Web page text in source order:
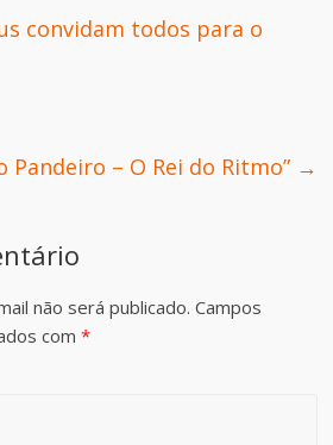
convidam todos para o
Pandeiro – O Rei do Ritmo” →
não será publicado. Campos
com*